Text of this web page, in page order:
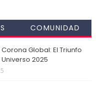
COMUNIDAD
Global: El Triunfo
2025